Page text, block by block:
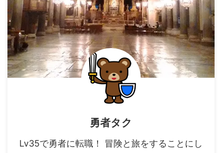
勇者タク
Lv35で勇者に転職！ 冒険と旅をすることにし